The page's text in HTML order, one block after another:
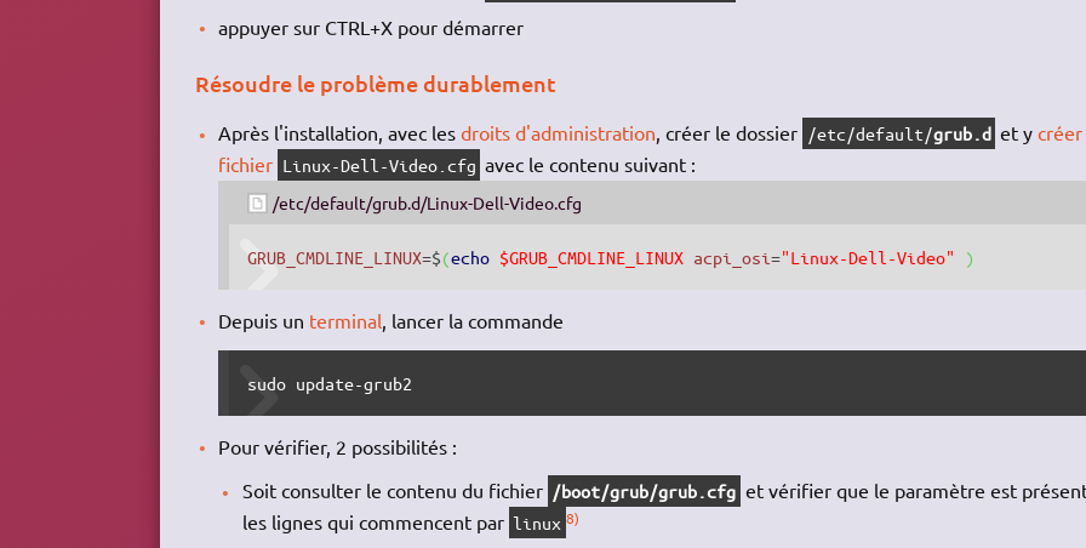
appuyer sur CTRL+X pour démarrer
Résoudre le problème durablement
Après l'installation, avec lesdroits d'administration, créer le dossier /etc/default/grub.d et y
fichier Linux-Dell-Video.cfg avec le contenu suivant :
/etc/default/grub.d/Linux-Dell-Video.cfg
GRUB_CMDLINE_LINUX=$(echo $GRUB_CMDLINE_LINUX acpi_osi="Linux-Dell-Video" )
Depuis un terminal , lancer la commande
sudo update-grub2
Pour vérifier, 2 possibilités :
Soit consulter le contenu du fichier /boot/grub/grub.cfg et vérifier que le paramètre est
les lignes qui commencent par linux 8)